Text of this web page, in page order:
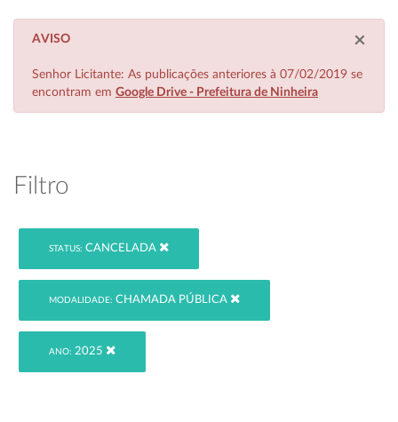
×
AVISO
Senhor Licitante: As publicações anteriores à 07/02/2019 se
encontram em Google Drive - Prefeitura de Ninheira
Filtro
STATUS: CANCELADA
MODALIDADE: CHAMADA PÚBLICA
ANO: 2025